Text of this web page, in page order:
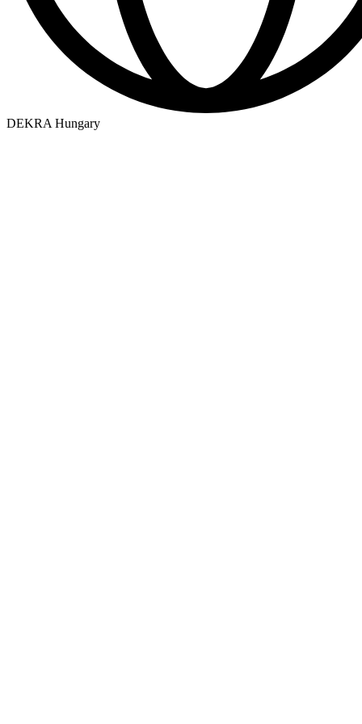
DEKRA Hungary